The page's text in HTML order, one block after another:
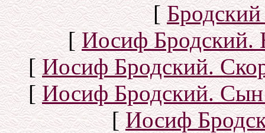
[
[Иосиф Бродский.
[Иосиф Бродский.
[Иосиф Бродский.
[Иосиф